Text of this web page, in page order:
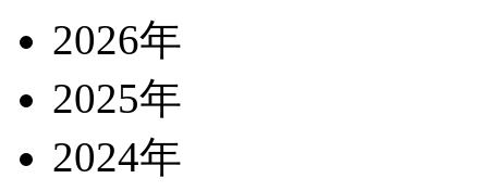
2026年
2025年
2024年